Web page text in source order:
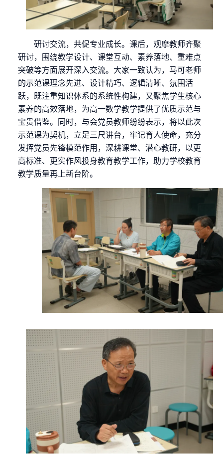
研讨交流，共促专业成长。课后，观摩教师齐聚
研讨，围绕教学设计、课堂互动、素养落地、重难点
突破等方面展开深入交流。大家一致认为，马可老师
的示范课理念先进、设计精巧、逻辑清晰、氛围活
跃，既注重知识体系的系统性构建，又聚焦学生核心
素养的高效落地，为高一数学教学提供了优质示范与
宝贵借鉴。同时，与会党员教师纷纷表示，将以此次
示范课为契机，立足三尺讲台，牢记育人使命，充分
发挥党员先锋模范作用，深耕课堂、潜心教研，以更
高标准、更实作风投身教育教学工作，助力学校教育
教学质量再上新台阶。